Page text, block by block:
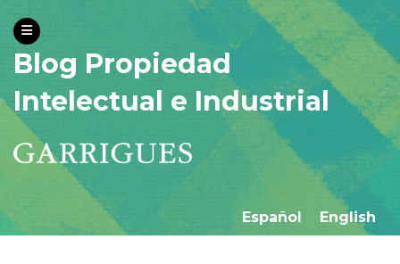
Blog Propiedad
Intelectual e Industrial
Español English